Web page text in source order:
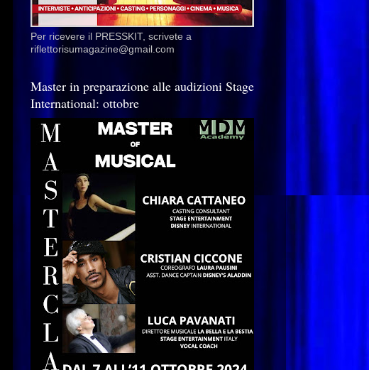
Per ricevere il PRESSKIT, scrivete a
riflettorisumagazine@gmail.com
Master in preparazione alle audizioni Stage
International: ottobre